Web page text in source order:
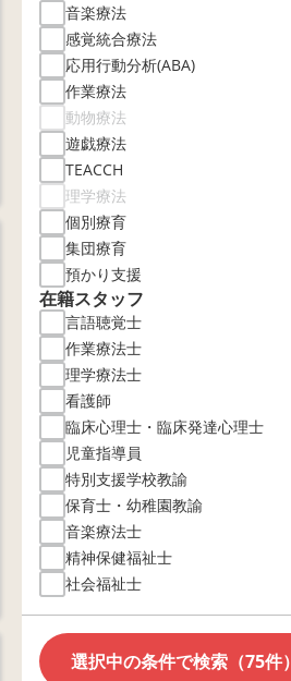
音楽療法
感覚統合療法
応用行動分析(ABA)
作業療法
動物療法
遊戯療法
TEACCH
理学療法
個別療育
集団療育
預かり支援
在籍スタッフ
言語聴覚士
作業療法士
理学療法士
看護師
臨床心理士・臨床発達心理士
児童指導員
特別支援学校教諭
保育士・幼稚園教諭
音楽療法士
精神保健福祉士
社会福祉士
選択中の条件で検索（75件）